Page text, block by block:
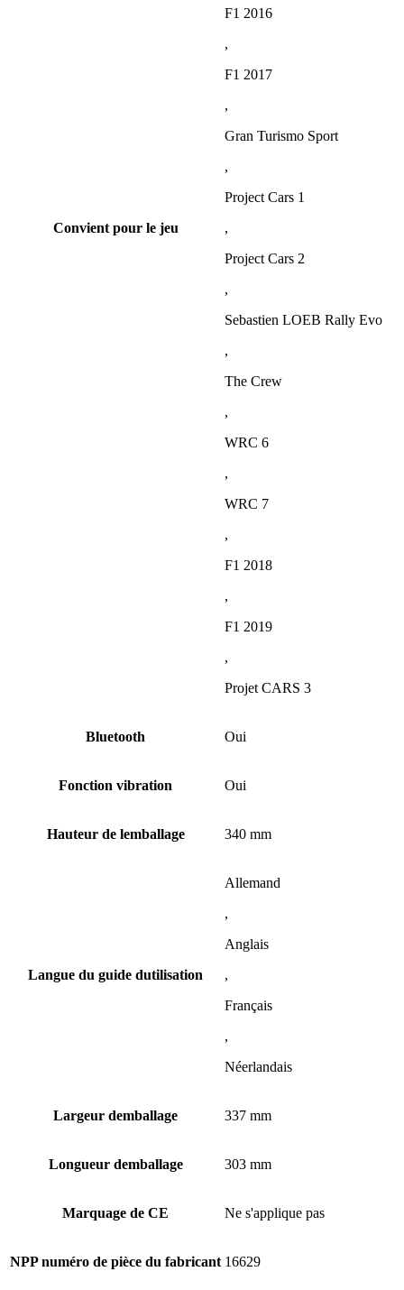
Convient pour le jeu
F1 2016
,
F1 2017
,
Gran Turismo Sport
,
Project Cars 1
,
Project Cars 2
,
Sebastien LOEB Rally Evo
,
The Crew
,
WRC 6
,
WRC 7
,
F1 2018
,
F1 2019
,
Projet CARS 3
Bluetooth Oui
Fonction vibration Oui
Hauteur de lemballage 340 mm
Langue du guide dutilisation
Allemand
,
Anglais
,
Français
,
Néerlandais
Largeur demballage 337 mm
Longueur demballage 303 mm
Marquage de CE Ne s'applique pas
NPP numéro de pièce du fabricant 16629